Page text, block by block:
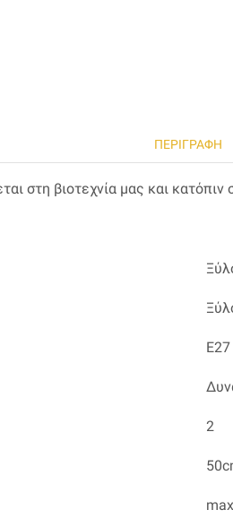
ΠΕΡΙΓΡΑΦΉ
στη βιοτεχνία μας και
Ε27
2